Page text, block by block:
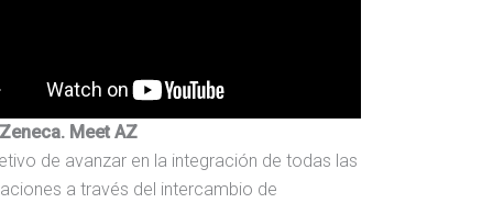
Meet AZ
de avanzar en la integración de todas las
a través del intercambio de